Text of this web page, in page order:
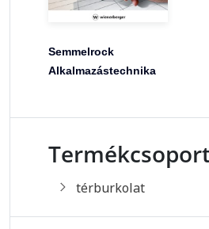
Semmelrock
Alkalmazástechnika
térburkolat